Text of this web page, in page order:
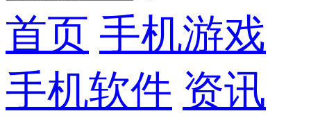
首页 手机游戏
手机软件 资讯